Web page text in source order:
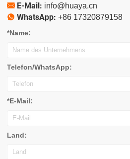
 E-Mail: info@huaya.cn
 WhatsApp: +86 17320879158
*Name:
Telefon/WhatsApp:
*E-Mail:
Land: